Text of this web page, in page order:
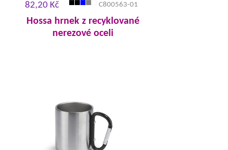
82,20 Kč C800563-01
Hossa hrnek z recyklované
nerezové oceli